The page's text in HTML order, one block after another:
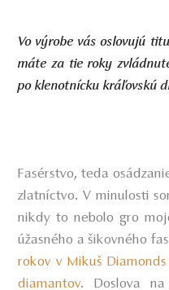
Vo výrobe vás oslovujú
máte za tie roky
po klenotnícku kráľovskú
Fasérstvo, teda
zlatníctvo. V minulosti
nikdy to nebolo gro
úžasného a šikovného
rokov v Mikuš
diamantov. Doslova